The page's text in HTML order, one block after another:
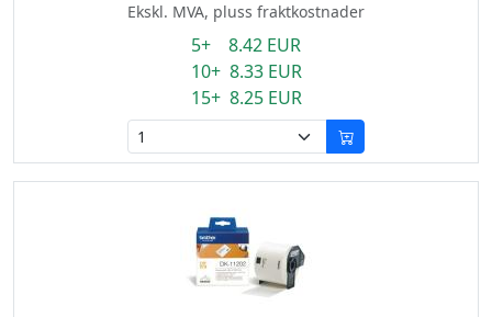
Ekskl. MVA, pluss fraktkostnader
5+ 8.42 EUR
10+ 8.33 EUR
15+ 8.25 EUR